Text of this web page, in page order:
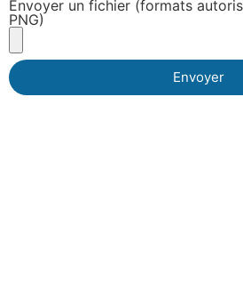
Envoyer un fichier (formats
PNG)
Envoyer